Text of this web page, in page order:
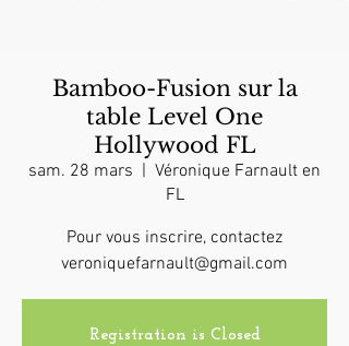
Bamboo-Fusion sur la
table Level One
Hollywood FL
sam. 28 mars
  |
Véronique Farnault en
FL
Pour vous inscrire, contactez
veroniquefarnault@gmail.com
Registration is Closed